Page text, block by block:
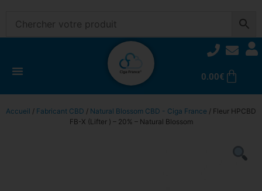
0.00€
Accueil / Fabricant CBD / Natural Blossom CBD - Ciga France / Fleur HPCBD
FB-X (Lifter ) – 20% – Natural Blossom